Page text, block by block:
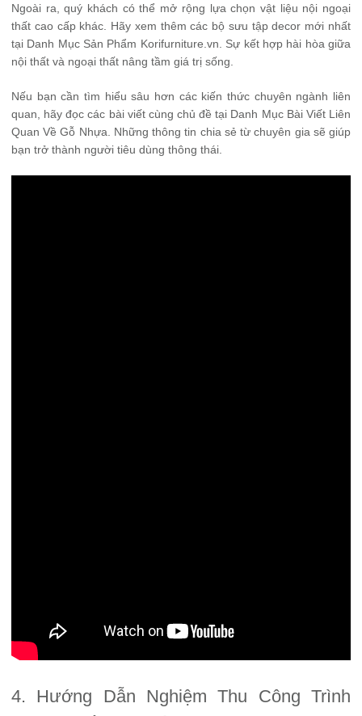
Ngoài ra, quý khách có thể mở rộng lựa chọn vật liệu nội ngoại
thất cao cấp khác. Hãy xem thêm các bộ sưu tập decor mới nhất
tại Danh Mục Sản Phẩm Korifurniture.vn . Sự kết hợp hài hòa giữa
nội thất và ngoại thất nâng tầm giá trị sống.
Nếu bạn cần tìm hiểu sâu hơn các kiến thức chuyên ngành liên
quan, hãy đọc các bài viết cùng chủ đề tại Danh Mục Bài Viết Liên
Quan Về Gỗ Nhựa . Những thông tin chia sẻ từ chuyên gia sẽ giúp
bạn trở thành người tiêu dùng thông thái.
4. Hướng Dẫn Nghiệm Thu Công Trình